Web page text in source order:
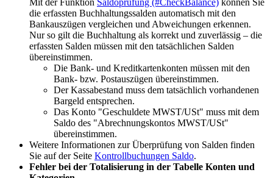
die erfassten Buchhaltungssalden automatisch mit den
Bankauszügen vergleichen und Abweichungen erkennen.
Nur so gilt die Buchhaltung als korrekt und zuverlässig – die
erfassten Salden müssen mit den tatsächlichen Salden
übereinstimmen.
Die Bank- und Kreditkartenkonten müssen mit den
Bank- bzw. Postauszügen übereinstimmen.
Der Kassabestand muss dem tatsächlich vorhandenen
Bargeld entsprechen.
Das Konto "Geschuldete MWST/USt" muss mit dem
Saldo des "Abrechnungskontos MWST/USt"
übereinstimmen.
Weitere Informationen zur Überprüfung von Salden finden
Sie auf der Seite Kontrollbuchungen Saldo.
Fehler bei der Totalisierung in der Tabelle Konten und